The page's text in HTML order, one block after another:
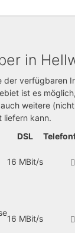
in
der verfügbaren
ist es
weitere
liefern kann.
DSL
16 MBit/s
16 MBit/s